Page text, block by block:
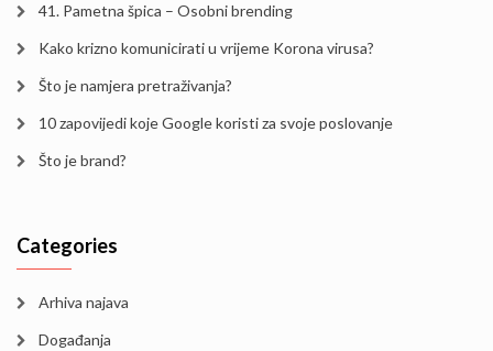
41. Pametna špica – Osobni brending
Kako krizno komunicirati u vrijeme Korona virusa?
Što je namjera pretraživanja?
10 zapovijedi koje Google koristi za svoje poslovanje
Što je brand?
Categories
Arhiva najava
Događanja